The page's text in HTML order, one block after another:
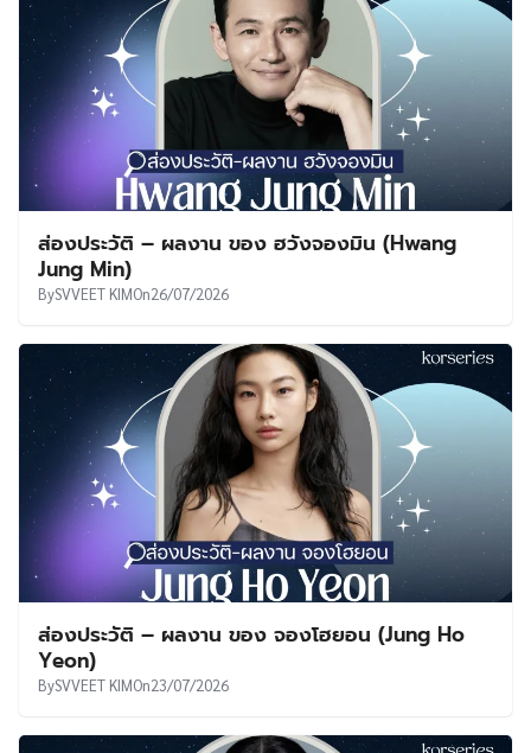
ส่องประวัติ – ผลงาน ของ ฮวังจองมิน (Hwang
Jung Min)
BySVVEET KIMOn26/07/2026
ส่องประวัติ – ผลงาน ของ จองโฮยอน (Jung Ho
Yeon)
BySVVEET KIMOn23/07/2026